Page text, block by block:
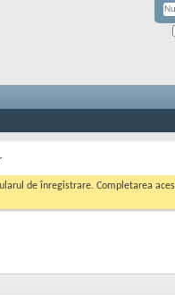
de înregistrare. Completarea